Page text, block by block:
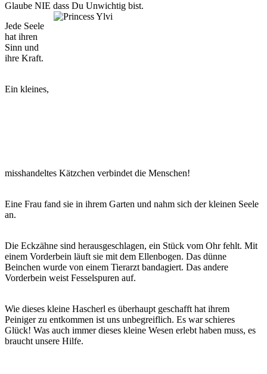
Glaube NIE dass Du Unwichtig bist.
Jede Seele
hat ihren
Sinn und
ihre Kraft.
Ein kleines,
misshandeltes Kätzchen verbindet die Menschen!
Eine Frau fand sie in ihrem Garten und nahm sich der kleinen Seele
an.
Die Eckzähne sind herausgeschlagen, ein Stück vom Ohr fehlt. Mit
einem Vorderbein läuft sie mit dem Ellenbogen. Das dünne
Beinchen wurde von einem Tierarzt bandagiert. Das andere
Vorderbein weist Fesselspuren auf.
Wie dieses kleine Hascherl es überhaupt geschafft hat ihrem
Peiniger zu entkommen ist uns unbegreiflich. Es war schieres
Glück! Was auch immer dieses kleine Wesen erlebt haben muss, es
braucht unsere Hilfe.